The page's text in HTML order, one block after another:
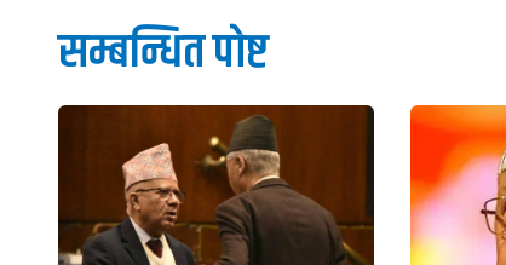
सम्बन्धित पाेष्ट